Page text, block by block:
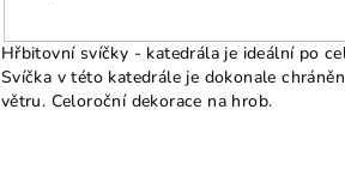
Hřbitovní svíčky - katedrála je ideální po
Svíčka v této katedrále je dokonale
větru. Celoroční dekorace na hrob.